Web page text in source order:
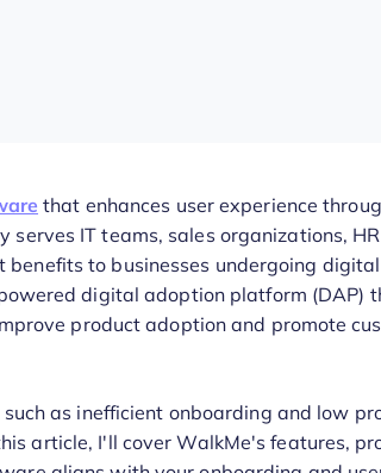
that enhances user experience
IT teams, sales organizations,
to businesses undergoing
digital adoption platform (DAP)
product adoption and promote
as inefficient onboarding and low
article, I'll cover WalkMe's features,